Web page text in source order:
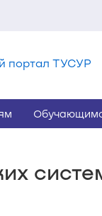
портал ТУСУР